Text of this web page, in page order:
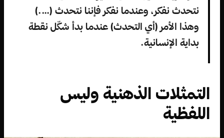
نتحدث نفكر، وعندما نفكر فإننا نتحدث (….)
وهذا الأمر (أي التحدث) عندما بدأ شكّل نقطة
بداية الإنسانية.
التمثلات الذهنية وليس
اللفظية